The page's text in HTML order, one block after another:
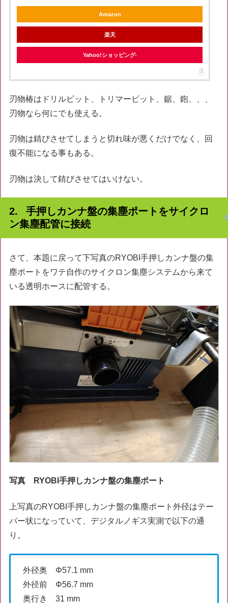
Amazon
楽天
Yahoo!ショッピング
刃物椿はドリルビット、トリマービット、鋸、鉋、、、
刃物なら何にでも使える。
刃物は錆びさせてしまうと切れ味が悪くだけでなく、回
復不能になる事もある。
刃物は決して錆びさせてはいけない。
手押しカンナ盤の集塵ポートをサイクロ
ン集塵配管に接続
さて、本題に戻って下写真のRYOBI手押しカンナ盤の集
塵ポートをワテ自作のサイクロン集塵システムから来て
いる透明ホースに配管する。
写真 RYOBI手押しカンナ盤の集塵ポート
上写真のRYOBI手押しカンナ盤の集塵ポート外径はテー
パー状になっていて、デジタルノギス実測で以下の通
り。
外径奥 Φ57.1 mm
外径前 Φ56.7 mm
奥行き 31 mm